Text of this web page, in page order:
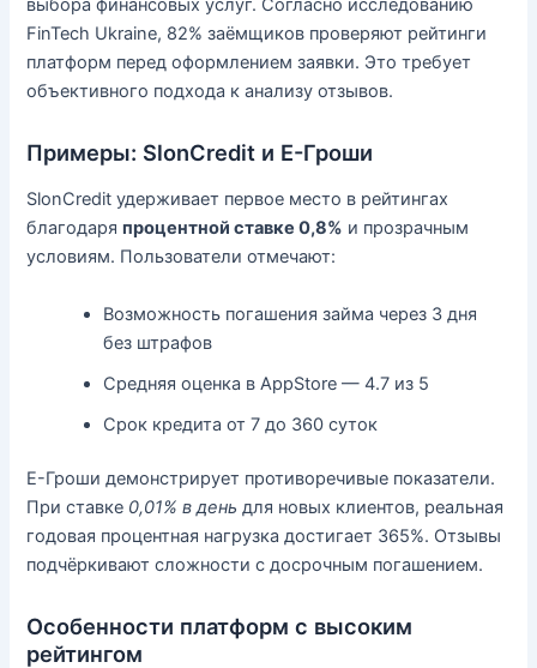
выбора финансовых услуг. Согласно исследованию
FinTech Ukraine, 82% заёмщиков проверяют рейтинги
платформ перед оформлением заявки. Это требует
объективного подхода к анализу отзывов.
Примеры: SlonCredit и Е-Гроши
SlonCredit удерживает первое место в рейтингах
благодаряпроцентной ставке 0,8% и прозрачным
условиям. Пользователи отмечают:
Возможность погашения займа через 3 дня
без штрафов
Средняя оценка в AppStore — 4.7 из 5
Срок кредита от 7 до 360 суток
Е-Гроши демонстрирует противоречивые показатели.
При ставке 0,01% в день для новых клиентов, реальная
годовая процентная нагрузка достигает 365%. Отзывы
подчёркивают сложности с досрочным погашением.
Особенности платформ с высоким
рейтингом